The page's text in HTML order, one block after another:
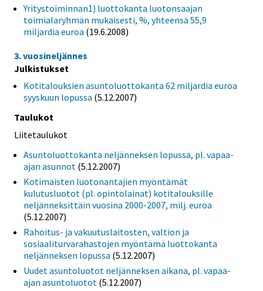
Yritystoiminnan1) luottokanta luotonsaajan
toimialaryhmän mukaisesti, %, yhteensä 55,9
miljardia euroa (19.6.2008)
3. vuosineljännes
Julkistukset
Kotitalouksien asuntoluottokanta 62 miljardia euroa
syyskuun lopussa (5.12.2007)
Taulukot
Liitetaulukot
Asuntoluottokanta neljänneksen lopussa, pl. vapaa-
ajan asunnot (5.12.2007)
Kotimaisten luotonantajien myöntämät
kulutusluotot (pl. opintolainat) kotitalouksille
neljänneksittäin vuosina 2000-2007, milj. euroa
(5.12.2007)
Rahoitus- ja vakuutuslaitosten, valtion ja
sosiaaliturvarahastojen myöntämä luottokanta
neljänneksen lopussa (5.12.2007)
Uudet asuntoluotot neljänneksen aikana, pl. vapaa-
ajan asuntoluotot (5.12.2007)